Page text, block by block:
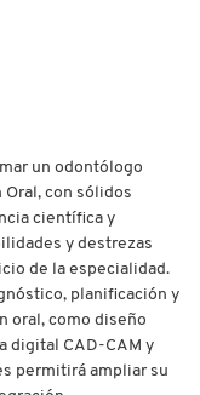
un odontólogo
con sólidos
científica y
y destrezas
de la especialidad.
planificación y
oral, como diseño
digital CAD-CAM y
permitirá ampliar su